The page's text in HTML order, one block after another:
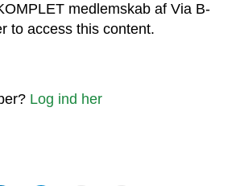
medlemskab af Via B-
to access this content.
Log ind her